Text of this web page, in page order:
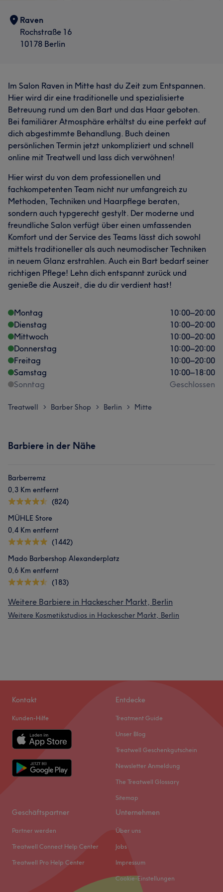
Raven
Rochstraße 16
10178 Berlin
Im Salon Raven in Mitte hast du Zeit zum Entspannen.
Hier wird dir eine traditionelle und spezialisierte
Betreuung rund um den Bart und das Haar geboten.
Bei familiärer Atmosphäre erhältst du eine perfekt auf
dich abgestimmte Behandlung. Buch deinen
persönlichen Termin jetzt unkompliziert und schnell
online mit Treatwell und lass dich verwöhnen!
Hier wirst du von dem professionellen und
fachkompetenten Team nicht nur umfangreich zu
Methoden, Techniken und Haarpflege beraten,
sondern auch typgerecht gestylt. Der moderne und
freundliche Salon verfügt über einen umfassenden
Komfort und der Service des Teams lässt dich sowohl
mittels traditioneller als auch neumodischer Techniken
in neuem Glanz erstrahlen. Auch ein Bart bedarf seiner
richtigen Pflege! Lehn dich entspannt zurück und
genieße die Auszeit, die du dir verdient hast!
Montag 10:00–20:00
Dienstag
10:00–20:00
Mittwoch
10:00–20:00
Donnerstag
10:00–20:00
Freitag
10:00–20:00
Samstag
10:00–18:00
Sonntag
Geschlossen
Treatwell > Barber Shop > Berlin > Mitte
Barbiere in der Nähe
Barberremz
0,3 Km entfernt
(824)
MÜHLE Store
0,4 Km entfernt
(1442)
Mado Barbershop Alexanderplatz
0,6 Km entfernt
(183)
Weitere Barbiere in Hackescher Markt, Berlin
Weitere Kosmetikstudios in Hackescher Markt, Berlin
Kontakt
Kunden-Hilfe
Entdecke
Treatment Guide
Unser Blog
Treatwell Geschenkgutschein
Newsletter Anmeldung
The Treatwell Glossary
Sitemap
Geschäftspartner
Partner werden
Treatwell Connect Help Center
Treatwell Pro Help Center
Unternehmen
Über uns
Jobs
Impressum
Cookie-Einstellungen